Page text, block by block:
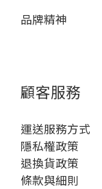
品牌精神
顧客服務
運送服務方式
隱私權政策
退換貨政策
條款與細則